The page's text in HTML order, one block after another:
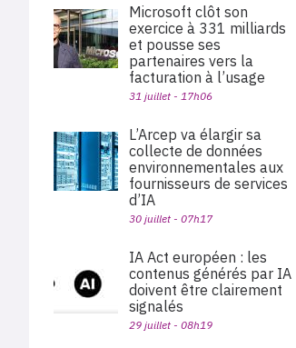
Microsoft clôt son
exercice à 331 milliards
et pousse ses
partenaires vers la
facturation à l’usage
31 juillet - 17h06
L’Arcep va élargir sa
collecte de données
environnementales aux
fournisseurs de services
d’IA
30 juillet - 07h17
IA Act européen : les
contenus générés par IA
doivent être clairement
signalés
29 juillet - 08h19